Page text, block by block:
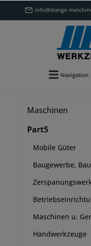
info@stange-
Navigation
Maschinen
Part5
Mobile Güter
Baugewerbe,
Maschinen u.
Handwerkzeuge